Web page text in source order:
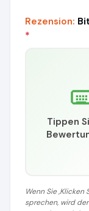
Rezension:
*
Tippen
Wenn Sie
sprechen, wird